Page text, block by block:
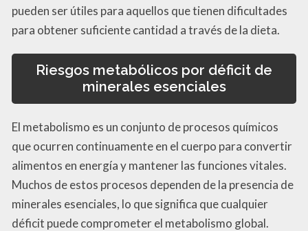
pueden ser útiles para aquellos que tienen dificultades
para obtener suficiente cantidad a través de la dieta.
Riesgos metabólicos por déficit de
minerales esenciales
El metabolismo es un conjunto de procesos químicos
que ocurren continuamente en el cuerpo para convertir
alimentos en energía y mantener las funciones vitales.
Muchos de estos procesos dependen de la presencia de
minerales esenciales, lo que significa que cualquier
déficit puede comprometer el metabolismo global.